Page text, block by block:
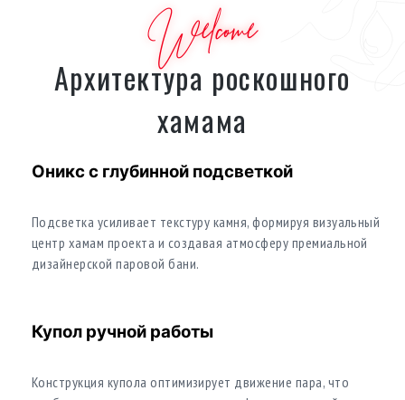
Welcome
Архитектура роскошного
хамама
Оникс с глубинной подсветкой
Подсветка усиливает текстуру камня, формируя визуальный
центр хамам проекта и создавая атмосферу премиальной
дизайнерской паровой бани.
Купол ручной работы
Конструкция купола оптимизирует движение пара, что